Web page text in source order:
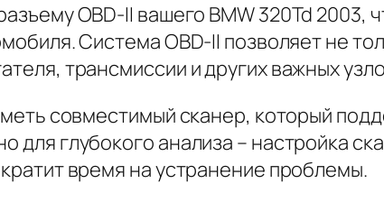
OBD-II вашего BMW 320Td
Система OBD-II позволяет не
трансмиссии и других важных
совместимый сканер, который
для глубокого анализа – настройка
время на устранение проблемы.